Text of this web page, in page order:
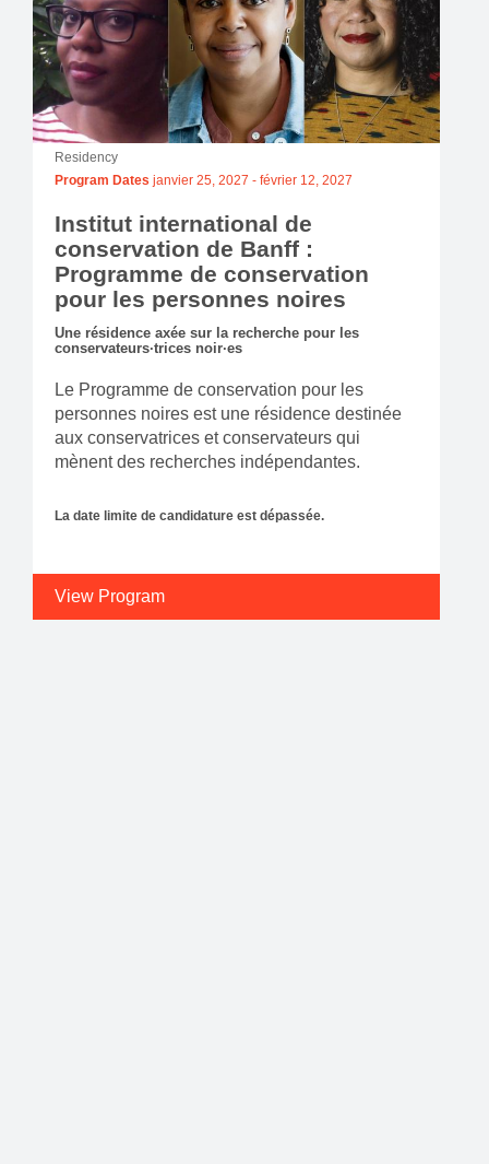
Residency
Program Dates janvier 25, 2027 - février 12, 2027
Institut international de
conservation de Banff :
Programme de conservation
pour les personnes noires
Une résidence axée sur la recherche pour les
conservateurs·trices noir·es
Le Programme de conservation pour les
personnes noires est une résidence destinée
aux conservatrices et conservateurs qui
mènent des recherches indépendantes.
La date limite de candidature est dépassée.
View Program